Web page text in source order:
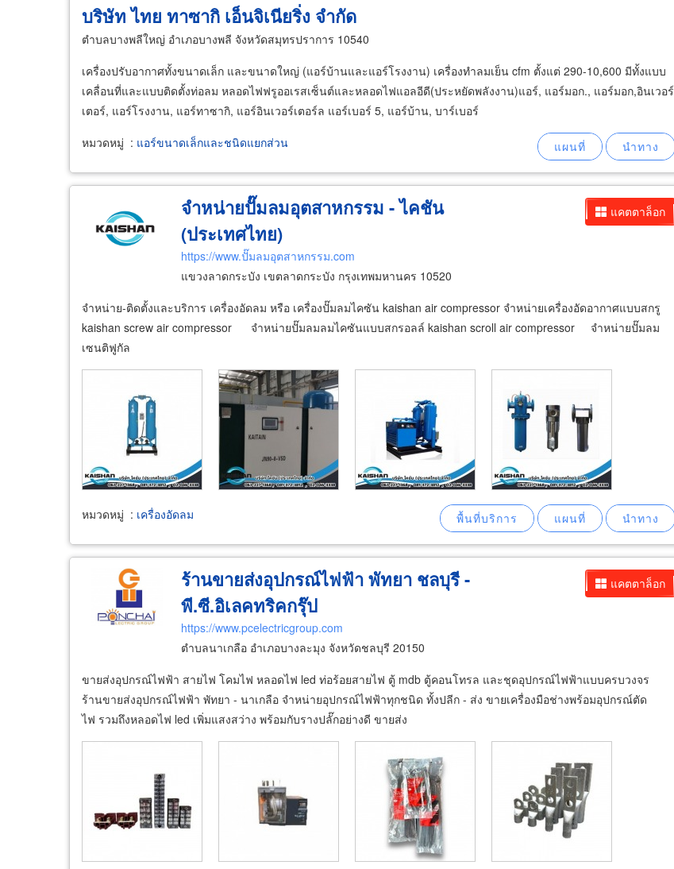
บริษัท ไทย ทาซากิ เอ็นจิเนียริ่ง จำกัด
ตำบลบางพลีใหญ่ อำเภอบางพลี จังหวัดสมุทรปราการ 10540
เครื่องปรับอากาศทั้งขนาดเล็ก และขนาดใหญ่ (แอร์บ้านและแอร์โรงงาน) เครื่องทำลมเย็น cfm ตั้งแต่ 290-10,600 มีทั้งแบบ
เคลื่อนที่และแบบติดตั้งท่อลม หลอดไฟฟรูออเรสเซ็นต์และหลอดไฟแอลอีดี(ประหยัดพลังงาน)แอร์, แอร์มอก., แอร์มอก,อินเวอร์
เตอร์, แอร์โรงงาน, แอร์ทาซากิ, แอร์อินเวอร์เตอร์ล แอร์เบอร์ 5, แอร์บ้าน, บาร์เบอร์
หมวดหมู่ : แอร์ขนาดเล็กและชนิดแยกส่วน
แคตตาล็อก
จำหน่ายปั๊มลมอุตสาหกรรม - ไคชัน
(ประเทศไทย)
https://www.ปั๊มลมอุตสาหกรรม.com
แขวงลาดกระบัง เขตลาดกระบัง กรุงเทพมหานคร 10520
จำหน่าย-ติดตั้งและบริการ เครื่องอัดลม หรือ เครื่องปั๊มลมไคซัน kaishan air compressor จำหน่ายเครื่องอัดอากาศแบบสกรู
kaishan screw air compressor จำหน่ายปั๊มลมลมไคซันแบบสกรอลล์ kaishan scroll air compressor จำหน่ายปั๊มลม
เซนติฟูกัล
หมวดหมู่ : เครื่องอัดลม
แคตตาล็อก
ร้านขายส่งอุปกรณ์ไฟฟ้า พัทยา ชลบุรี -
พี.ซี.อิเลคทริคกรุ๊ป
https://www.pcelectricgroup.com
ตำบลนาเกลือ อำเภอบางละมุง จังหวัดชลบุรี 20150
ขายส่งอุปกรณ์ไฟฟ้า สายไฟ โคมไฟ หลอดไฟ led ท่อร้อยสายไฟ ตู้ mdb ตู้คอนโทรล และชุดอุปกรณ์ไฟฟ้าแบบครบวงจร
ร้านขายส่งอุปกรณ์ไฟฟ้า พัทยา - นาเกลือ จำหน่ายอุปกรณ์ไฟฟ้าทุกชนิด ทั้งปลีก - ส่ง ขายเครื่องมือช่างพร้อมอุปกรณ์ตัด
ไฟ รวมถึงหลอดไฟ led เพิ่มแสงสว่าง พร้อมกับรางปลั๊กอย่างดี ขายส่ง